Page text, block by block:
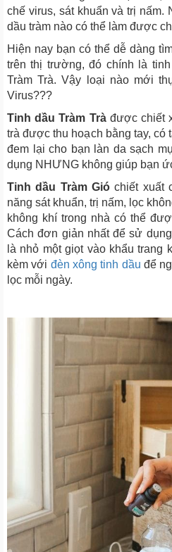
chế virus, sát khuẩn và trị nấm.
dầu tràm nào có thể làm được
Hiện nay bạn có thể dễ dàng
trên thị trường, đó chính là
Tràm Trà. Vậy loại nào mới
Virus???
Tinh dầu Tràm Tràđược chiết
trà được thu hoạch bằng tay, có
đem lại cho bạn làn da sạch
dụng NHƯNG không giúp bạn
Tinh dầu Tràm Gióchiết xuất
năng sát khuẩn, trị nấm, lọc
không khí trong nhà có thể
Cách đơn giản nhất để sử
là nhỏ một giọt vào khẩu
kèm với đèn xông tinh dầu để
lọc mỗi ngày.